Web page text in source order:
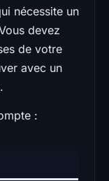
nécessite un
devez
de votre
avec un
: